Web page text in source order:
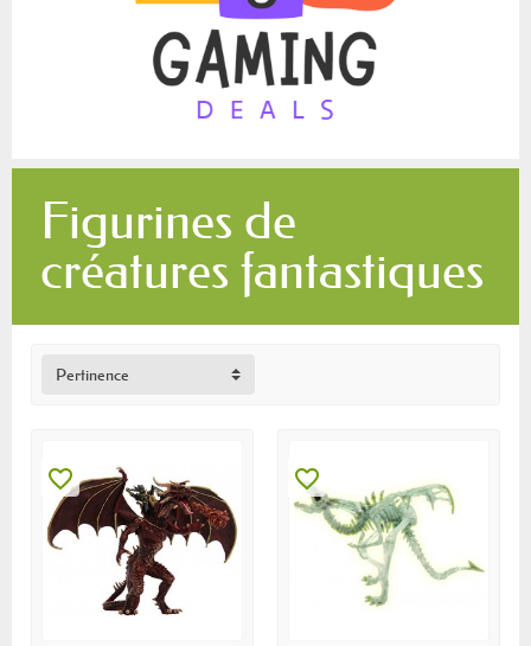
Figurines de
créatures fantastiques
Pertinence
favorite_border favorite_border